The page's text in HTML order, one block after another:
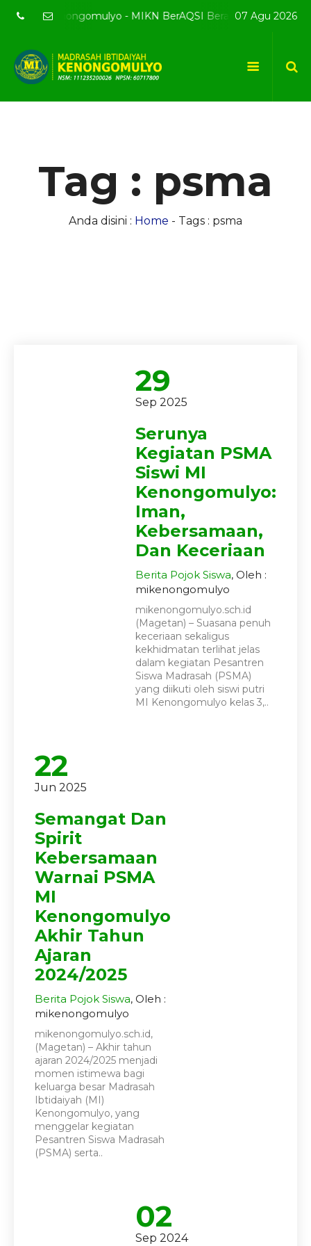
MI Kenongomulyo - MIKN BerAQSI Beradab alQuran07 Agu 2026
Tag : psma
Anda disini : Home - Tags : psma
29
Sep 2025
Serunya
Kegiatan PSMA
Siswi MI
Kenongomulyo:
Iman,
Kebersamaan,
Dan Keceriaan
Berita Pojok Siswa, Oleh :
mikenongomulyo
mikenongomulyo.sch.id
(Magetan) – Suasana penuh
keceriaan sekaligus
kekhidmatan terlihat jelas
dalam kegiatan Pesantren
Siswa Madrasah (PSMA)
yang diikuti oleh siswi putri
MI Kenongomulyo kelas 3,..
22
Jun 2025
Semangat Dan
Spirit
Kebersamaan
Warnai PSMA
MI
Kenongomulyo
Akhir Tahun
Ajaran
2024/2025
Berita Pojok Siswa, Oleh :
mikenongomulyo
mikenongomulyo.sch.id,
(Magetan) – Akhir tahun
ajaran 2024/2025 menjadi
momen istimewa bagi
keluarga besar Madrasah
Ibtidaiyah (MI)
Kenongomulyo, yang
menggelar kegiatan
Pesantren Siswa Madrasah
(PSMA) serta..
02
Sep 2024